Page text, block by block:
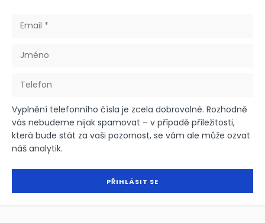
Vyplnění telefonního čísla je zcela dobrovolné. Rozhodně
vás nebudeme nijak spamovat – v případě příležitosti,
která bude stát za vaši pozornost, se vám ale může ozvat
náš analytik.